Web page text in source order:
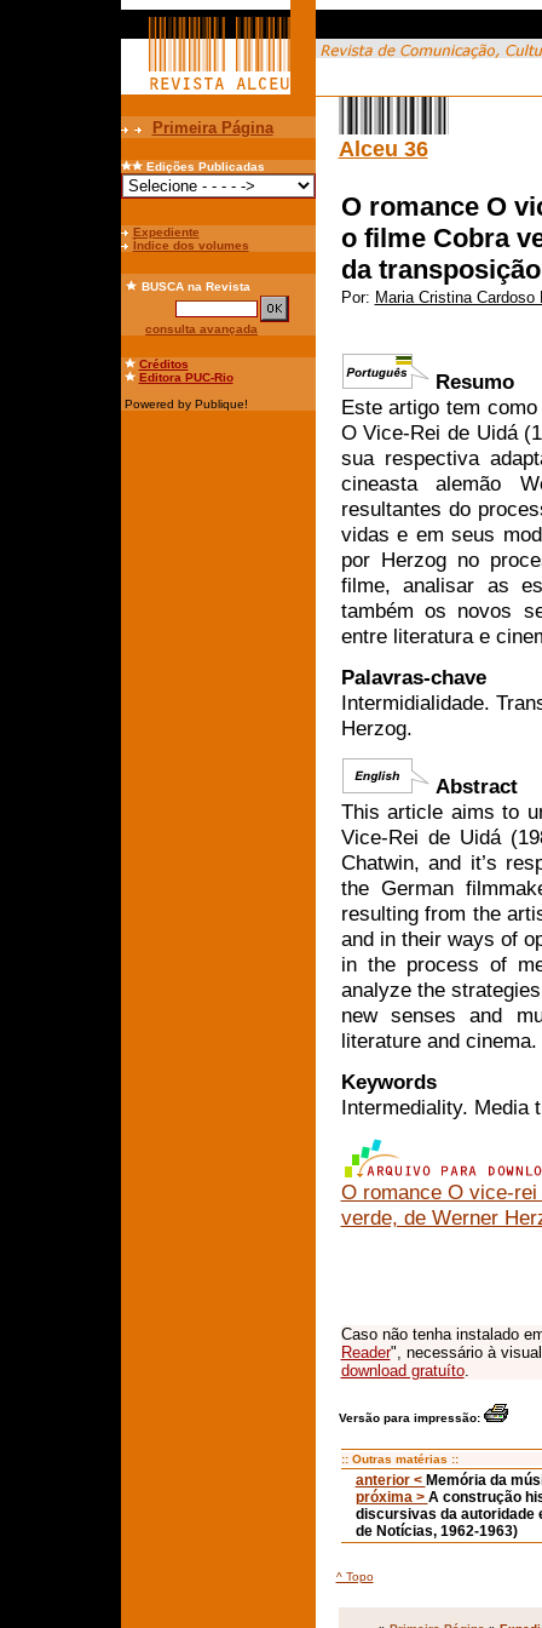
Primeira Página
Edições Publicadas
Expediente
Índice dos volumes
BUSCAna Revista
consulta avançada
Créditos
Editora PUC-Rio
Powered by Publique!
Alceu 36
O romance O
o filme Cobra
da
Por: Maria Cristina
Resumo
Este artigo tem
O Vice-Rei de Uidá
sua respectiva
cineasta alemão
resultantes do
vidas e em seus
por Herzog no
filme, analisar as
também os novos
entre literatura e
Palavras-chave
Intermidialidade.
Herzog.
Abstract
This article aims to
Vice-Rei de Uidá
Chatwin, and it’s
the German
resulting from the
and in their ways of
in the process of
analyze the
new senses and
literature and cinema.
Keywords
Intermediality. Media
O romance O vice-
verde, de Werner
Caso não tenha instalado
Reader", necessário à
download gratuíto.
Versão para impressão:
:: Outras matérias ::
anterior < Memória da
próxima > A construção
discursivas da autoridade
de Notícias, 1962-1963)
^ Topo